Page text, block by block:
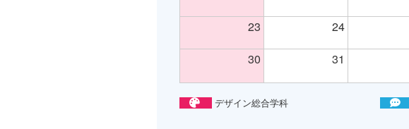
23 24
30 31
デザイン総合学科